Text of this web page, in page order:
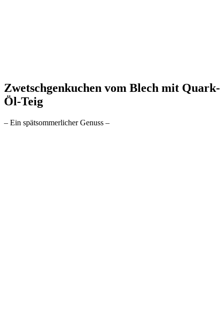
Zwetschgenkuchen vom Blech mit Quark-
Öl-Teig
– Ein spätsommerlicher Genuss –